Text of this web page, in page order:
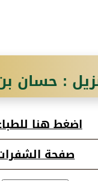
: حسان
اضغط هنا
صفحة